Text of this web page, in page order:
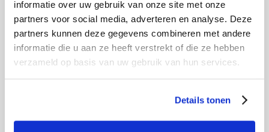
informatie over uw gebruik van onze site met onze
partners voor social media, adverteren en analyse. Deze
partners kunnen deze gegevens combineren met andere
informatie die u aan ze heeft verstrekt of die ze hebben
verzameld op basis van uw gebruik van hun services.
Details tonen
het vormingsproces. Deze olie is op waterbasis en
lost dus vanzelf op bij de eerste regenbui. Ga
vooral het onbehandelde aluminium niet
schoonmaken, dan verwijderd u namelijk de